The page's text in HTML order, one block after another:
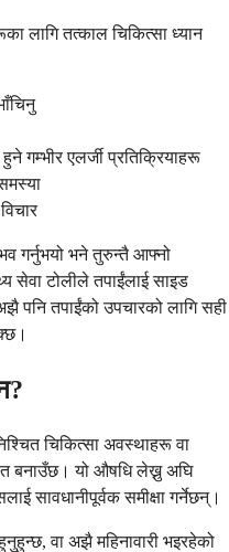
लागि तत्काल चिकित्सा ध्यान
गम्भीर एलर्जी प्रतिक्रियाहरू
गर्नुभयो भने तुरुन्तै आफ्नो
सेवा टोलीले तपाईंलाई साइड
पनि तपाईंको उपचारको लागि सही
चिकित्सा अवस्थाहरू वा
बनाउँछ। यो औषधि लेख्नु अघि
सावधानीपूर्वक समीक्षा गर्नेछन्।
वा अझै महिनावारी भइरहेको